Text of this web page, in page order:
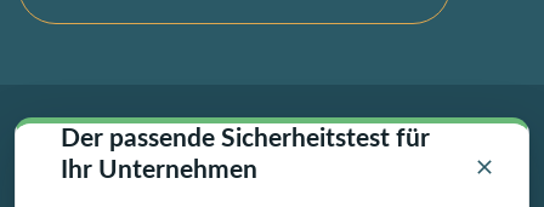
Impressum
Der passende Sicherheitstest für
Ihr Unternehmen